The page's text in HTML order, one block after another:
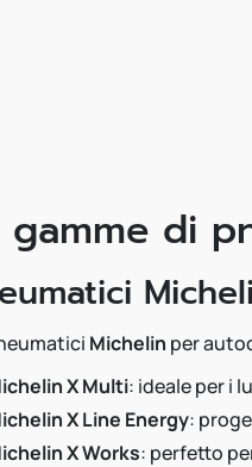
gamme di
Michelin per
X Multi: ideale per i
X Line Energy:
X Works: perfetto